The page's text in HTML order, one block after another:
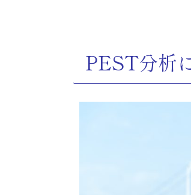
PEST分析